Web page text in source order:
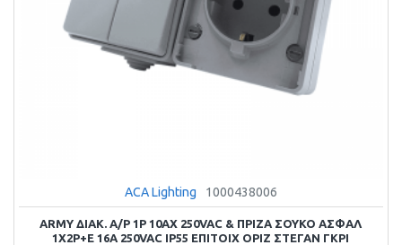
ACA Lighting 1000438006
ARMY ΔΙΑΚ. Α/Ρ 1P 10AX 250VAC & ΠΡΙΖΑ ΣΟΥΚΟ ΑΣΦΑΛ
1X2P+E 16A 250VAC IP55 ΕΠΙΤΟΙΧ ΟΡΙΖ ΣΤΕΓΑΝ ΓΚΡΙ